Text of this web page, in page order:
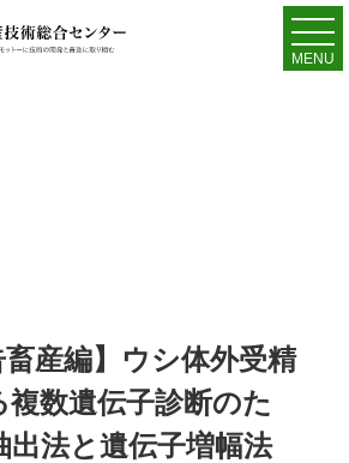
MENU
畜産編】ウシ体外受精
数遺伝子診断のた
出法と遺伝子増幅法